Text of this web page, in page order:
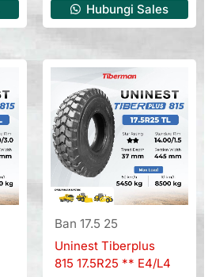
Hubungi Sales
Ban 17.5 25
Uninest Tiberplus
815 17.5R25 ** E4/L4